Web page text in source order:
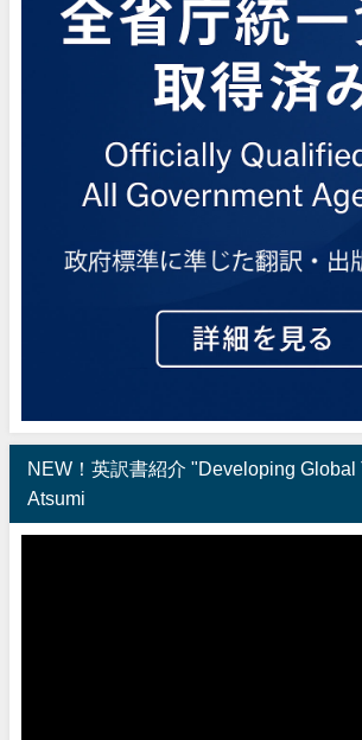
NEW！英訳書紹介 "Developing Global
Atsumi